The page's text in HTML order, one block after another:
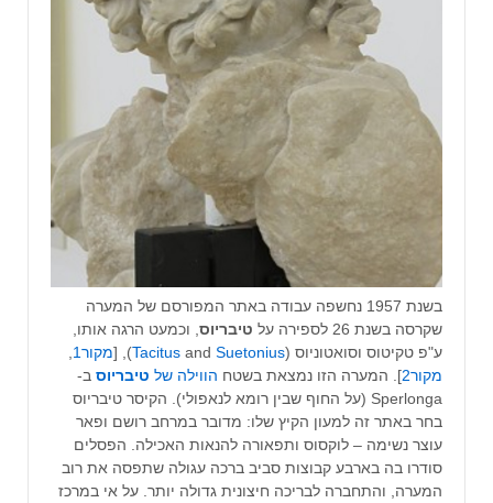
בשנת 1957 נחשפה עבודה באתר המפורסם של המערה
שקרסה בשנת 26 לספירה על
טיבריוס, וכמעט הרגה אותו,
ע"פ טקיטוס וסואטוניוס (
Tacitus and Suetonius
), [מקור1 ,
מקור2 ]. המערה הזו נמצאת בשטח הווילה של טיבריוס ב-
Sperlonga (על החוף שבין רומא לנאפולי). הקיסר טיבריוס
בחר באתר זה למעון הקיץ שלו: מדובר במרחב רושם ופאר
עוצר נשימה – לוקסוס ותפאורה להנאות האכילה. הפסלים
סודרו בה בארבע קבוצות סביב ברכה עגולה שתפסה את רוב
המערה, והתחברה לבריכה חיצונית גדולה יותר. על אי במרכז